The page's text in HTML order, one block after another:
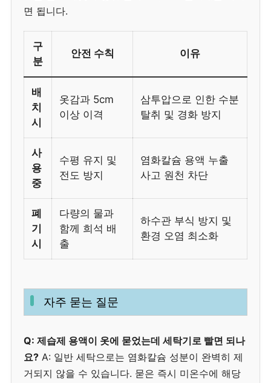
면 됩니다.
구
분
안전 수칙 이유
배
치
시
옷감과 5cm
이상 이격
삼투압으로 인한 수분
탈취 및 경화 방지
사
용
중
수평 유지 및
전도 방지
염화칼슘 용액 누출
사고 원천 차단
폐
기
시
다량의 물과
함께 희석 배
출
하수관 부식 방지 및
환경 오염 최소화
자주 묻는 질문
Q: 제습제 용액이 옷에 묻었는데 세탁기로 빨면 되나
요? A: 일반 세탁으로는 염화칼슘 성분이 완벽히 제
거되지 않을 수 있습니다. 묻은 즉시 미온수에 해당